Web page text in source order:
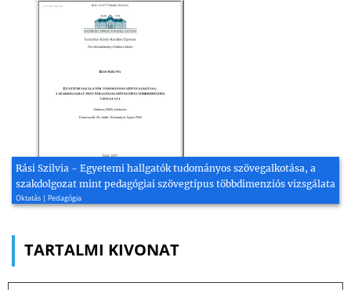
Rási Szilvia - Egyetemi hallgatók tudományos szövegalkotása, a
szakdolgozat mint pedagógiai szövegtípus többdimenziós vizsgálata
Oktatás | Pedagógia
TARTALMI KIVONAT